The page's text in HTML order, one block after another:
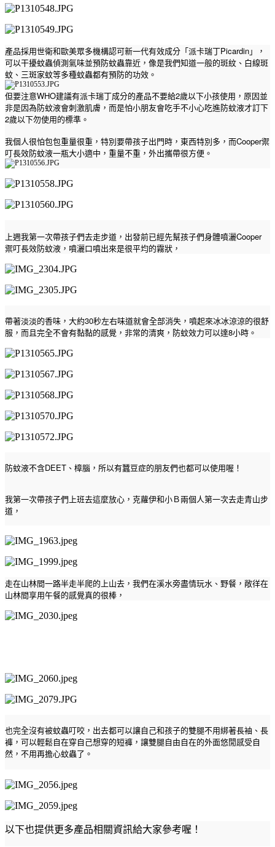
產品採用世衛和歐美眾多機構認可新一代有效成分「派卡瑞丁Picardin 」，
可以干擾蚊蟲偵測氣味並預防蚊蟲靠近，像是我們知道一般的斑紋、白線斑
蚊、三斑家蚊等多種蚊蟲都有預防的功效。
但要注意WHO建議有派卡瑞丁成分的產品不要給2歲以下小孩使用，原因並
非是因為防蚊液會刺激肌膚，而是怕小朋友會吃手不小心吃進防蚊液才訂下
2歲以下勿使用的標準。
我個人很怕包包重量很重，特別要帶孩子出門時，東西特別多，而Cooper禦
叮長效防蚊液一瓶大小適中，重量不重，外出攜帶很方便。
上週我第一次帶孩子們去走步道，出發前已經先幫孩子們身體噴灑Cooper
禦叮長效防蚊液，噴灑口噴出來是很平均的霧狀，
帶著淡淡的香味，大約30秒左右味道就會全部消失，噴起來冰冰涼涼的很舒
服，而且完全不會有黏黏的感覺，非常的清爽，防蚊效力可以達8小時。
防蚊液不含DEET 、樟腦，所以有蠶豆症的朋友們也都可以使用喔！
我第一次帶孩子們上班去這麼放心，克蘿伊和小Ｂ兩個人第一次去走青山步
道，
走在山林間一路半走半爬的上山去，我們在溪水旁盡情玩水、野餐，敞徉在
山林間享用午餐的感覺真的很棒，
也完全沒有被蚊蟲叮咬，出去都可以讓自己和孩子的雙腿不用綁著長袖、長
褲，可以輕鬆自在穿自己想穿的短褲，讓雙腿自由自在的外面悠閒感受自
然，不用再擔心蚊蟲了。
以下也提供更多產品相關資訊給大家參考喔！